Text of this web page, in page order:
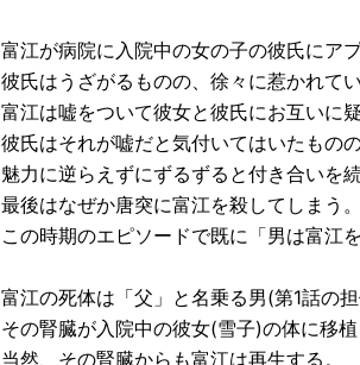
富江が病院に入院中の女の子の彼氏にアプ
彼氏はうざがるものの、徐々に惹かれてい
富江は嘘をついて彼女と彼氏にお互いに
彼氏はそれが嘘だと気付いてはいたものの
魅力に逆らえずにずるずると付き合いを続
最後はなぜか唐突に富江を殺してしまう。
この時期のエピソードで既に「男は富江
富江の死体は「父」と名乗る男(第1話の
その腎臓が入院中の彼女(雪子)の体に移植
当然、その腎臓からも富江は再生する。